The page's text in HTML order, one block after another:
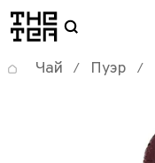
логотип
Чай / Пуэр /